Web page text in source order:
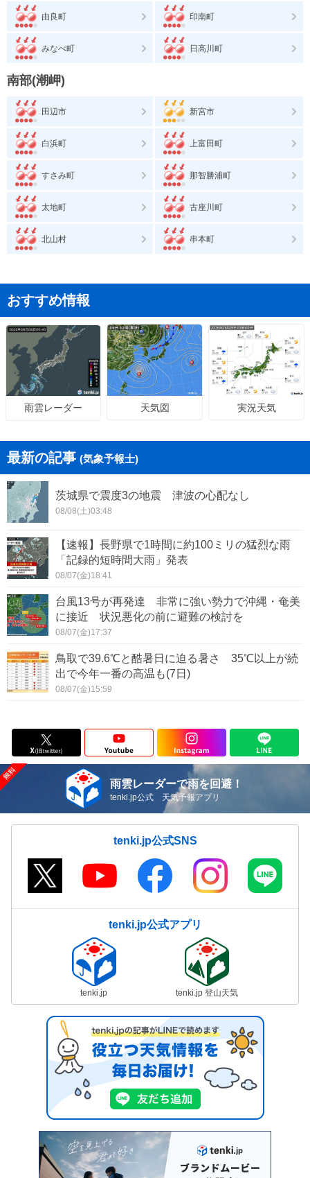
由良町 印南町
みなべ町 日高川町
南部(潮岬)
田辺市 新宮市
白浜町 上富田町
すさみ町 那智勝浦町
太地町 古座川町
北山村 串本町
おすすめ情報
雨雲レーダー 天気図 実況天気
最新の記事 (気象予報士)
茨城県で震度3の地震 津波の心配なし
08/08(土)03:48
【速報】長野県で1時間に約100ミリの猛烈な雨
「記録的短時間大雨」発表
08/07(金)18:41
台風13号が再発達 非常に強い勢力で沖縄・奄美
に接近 状況悪化の前に避難の検討を
08/07(金)17:37
鳥取で39.6℃と酷暑日に迫る暑さ 35℃以上が続
出で今年一番の高温も(7日)
08/07(金)15:59
雨雲レーダーで雨を回避！
tenki.jp公式 天気予報アプリ
tenki.jp公式SNS
tenki.jp公式アプリ
tenki.jp tenki.jp 登山天気